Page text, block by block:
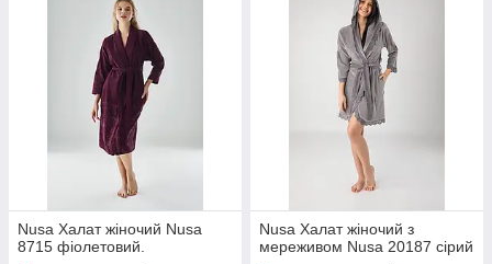
Nusa Халат жіночий Nusa
8715 фіолетовий.
Nusa Халат жіночий з
мереживом Nusa 20187 сірий